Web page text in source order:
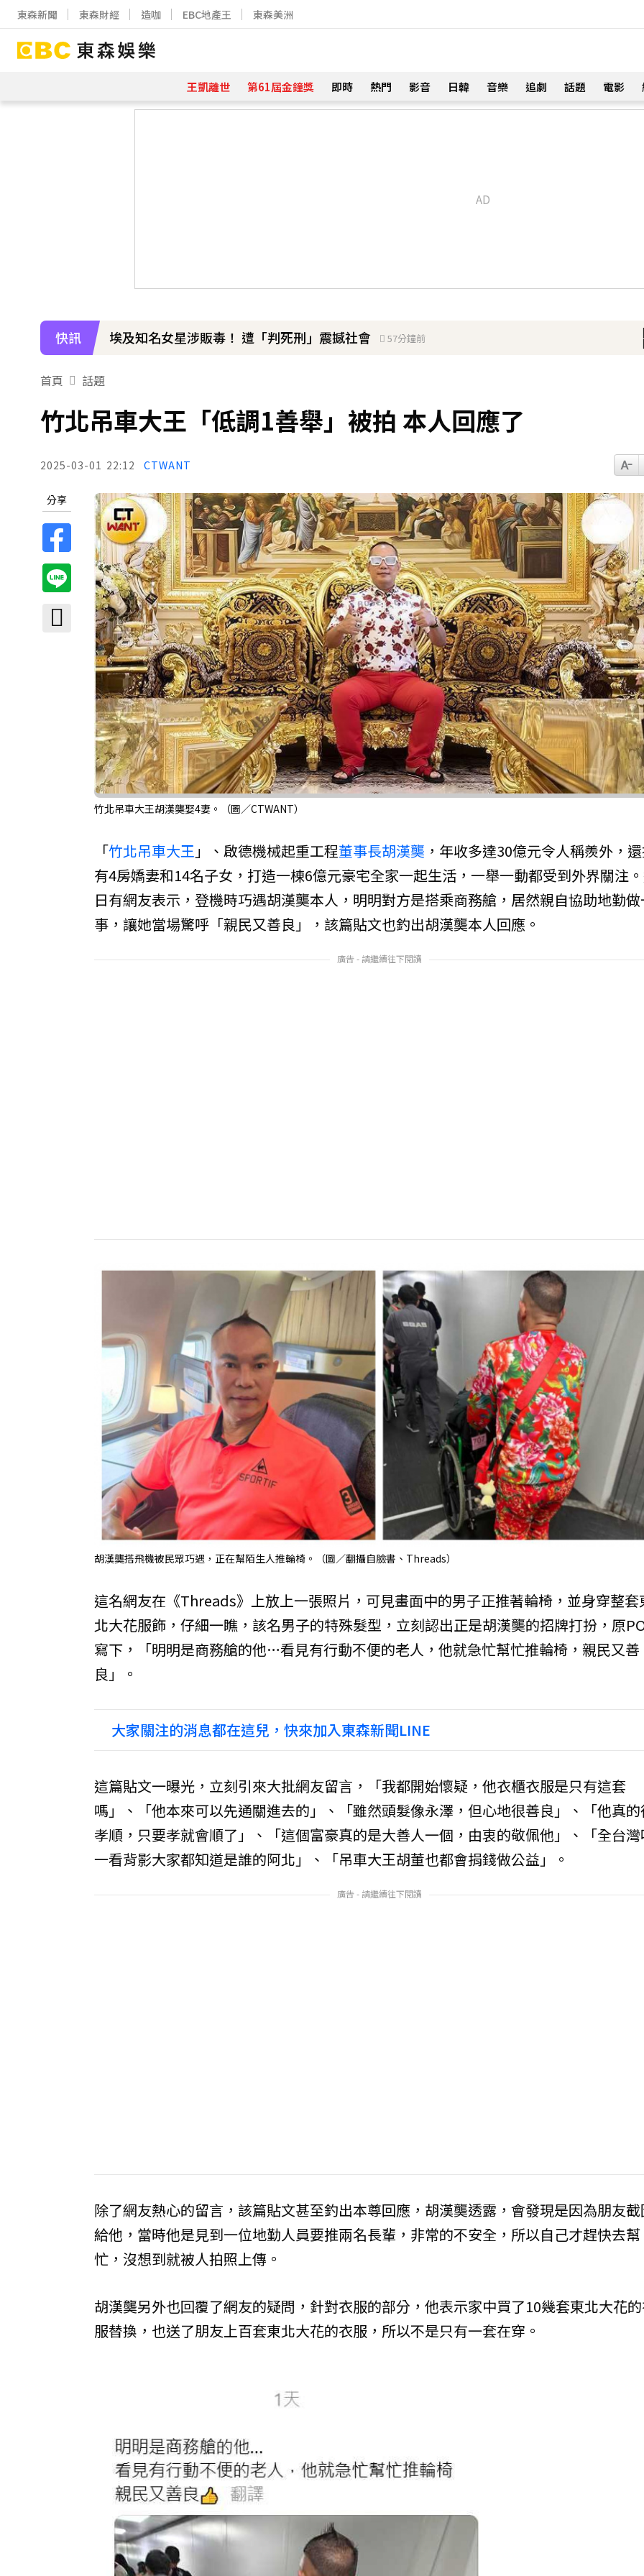
東森新聞 東森財經 造咖 EBC地產王 東森美洲
王凱離世 第61屆金鐘獎 即時 熱門 影音 日韓 音樂 追劇 話題 電影
快訊
埃及知名女星涉販毒！ 遭「判死刑」震撼社會
57分鐘前
首頁 話題
竹北吊車大王「低調1善舉」被拍 本人回應了
2025-03-01 22:12 CTWANT
分享
竹北吊車大王胡漢龑娶4妻。（圖／CTWANT）
「竹北吊車大王 」、啟德機械起重工程董事長胡漢龑 ，年收多達30億元令人稱羨外，
有4房嬌妻和14名子女，打造一棟6億元豪宅全家一起生活，一舉一動都受到外界關注
日有網友表示，登機時巧遇胡漢龑本人，明明對方是搭乘商務艙，居然親自協助地勤
事，讓她當場驚呼「親民又善良」，該篇貼文也釣出胡漢龑本人回應。
廣告 - 請繼續往下閱讀
胡漢龑搭飛機被民眾巧遇，正在幫陌生人推輪椅。（圖／翻攝自臉書、Threads）
這名網友在《Threads》上放上一張照片，可見畫面中的男子正推著輪椅，並身穿整套
北大花服飾，仔細一瞧，該名男子的特殊髮型，立刻認出正是胡漢龑的招牌打扮，原
寫下，「明明是商務艙的他…看見有行動不便的老人，他就急忙幫忙推輪椅，親民又善
良」。
大家關注的消息都在這兒，快來加入東森新聞LINE
這篇貼文一曝光，立刻引來大批網友留言，「我都開始懷疑，他衣櫃衣服是只有這套
嗎」、「他本來可以先通關進去的」、「雖然頭髮像永澤，但心地很善良」、「他真
孝順，只要孝就會順了」、「這個富豪真的是大善人一個，由衷的敬佩他」、「全台
一看背影大家都知道是誰的阿北」、「吊車大王胡董也都會捐錢做公益」。
廣告 - 請繼續往下閱讀
除了網友熱心的留言，該篇貼文甚至釣出本尊回應，胡漢龑透露，會發現是因為朋友
給他，當時他是見到一位地勤人員要推兩名長輩，非常的不安全，所以自己才趕快去幫
忙，沒想到就被人拍照上傳。
胡漢龑另外也回覆了網友的疑問，針對衣服的部分，他表示家中買了10幾套東北大花
服替換，也送了朋友上百套東北大花的衣服，所以不是只有一套在穿。